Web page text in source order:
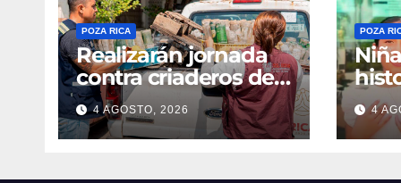
POZA RICA
Realizarán jornada
contra criaderos del
dengue
4 AGOSTO, 2026
POZA
4